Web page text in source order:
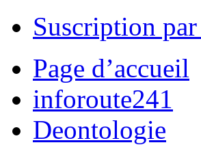
Suscription par
Page d’accueil
inforoute241
Deontologie